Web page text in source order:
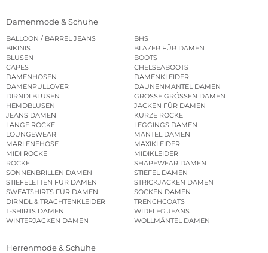
Damenmode & Schuhe
BALLOON / BARREL JEANS
BHS
BIKINIS
BLAZER FÜR DAMEN
BLUSEN
BOOTS
CAPES
CHELSEABOOTS
DAMENHOSEN
DAMENKLEIDER
DAMENPULLOVER
DAUNENMÄNTEL DAMEN
DIRNDLBLUSEN
GROSSE GRÖSSEN DAMEN
HEMDBLUSEN
JACKEN FÜR DAMEN
JEANS DAMEN
KURZE RÖCKE
LANGE RÖCKE
LEGGINGS DAMEN
LOUNGEWEAR
MÄNTEL DAMEN
MARLENEHOSE
MAXIKLEIDER
MIDI RÖCKE
MIDIKLEIDER
RÖCKE
SHAPEWEAR DAMEN
SONNENBRILLEN DAMEN
STIEFEL DAMEN
STIEFELETTEN FÜR DAMEN
STRICKJACKEN DAMEN
SWEATSHIRTS FÜR DAMEN
SOCKEN DAMEN
DIRNDL & TRACHTENKLEIDER
TRENCHCOATS
T-SHIRTS DAMEN
WIDELEG JEANS
WINTERJACKEN DAMEN
WOLLMÄNTEL DAMEN
Herrenmode & Schuhe